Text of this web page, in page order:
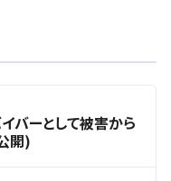
バーとして被害から
開)